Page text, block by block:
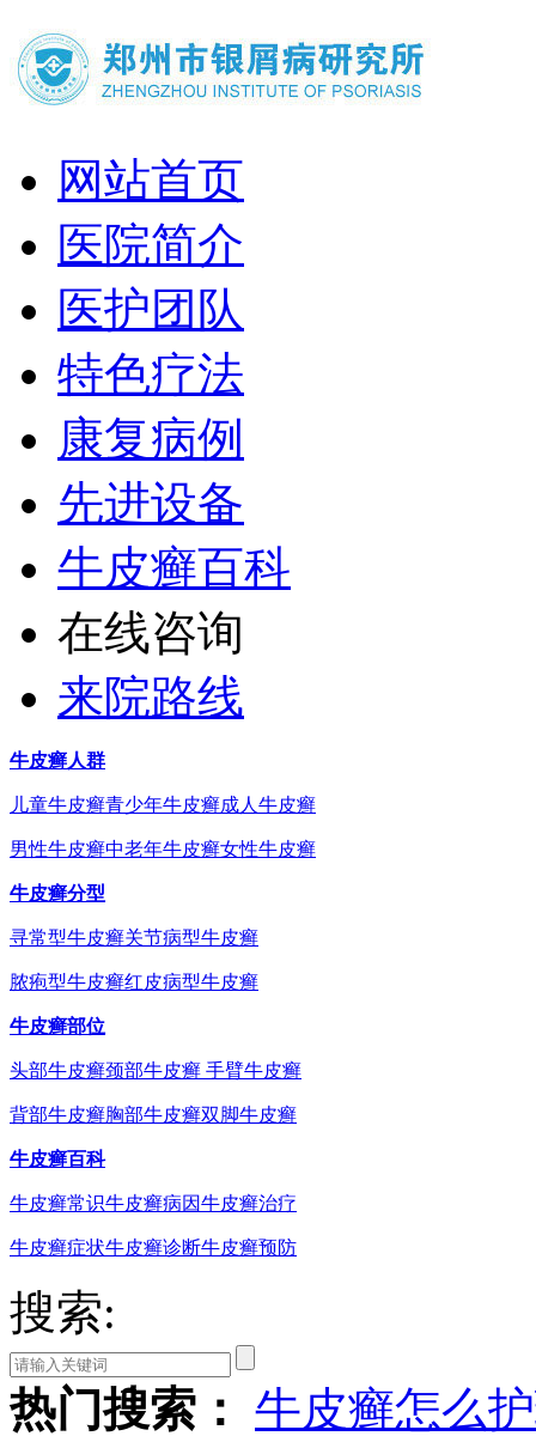
网站首页
医院简介
医护团队
特色疗法
康复病例
先进设备
牛皮癣百科
在线咨询
来院路线
牛皮癣人群
儿童牛皮癣青少年牛皮癣成人牛皮癣
男性牛皮癣中老年牛皮癣女性牛皮癣
牛皮癣分型
寻常型牛皮癣关节病型牛皮癣
脓疱型牛皮癣红皮病型牛皮癣
牛皮癣部位
头部牛皮癣颈部牛皮癣 手臂牛皮癣
背部牛皮癣胸部牛皮癣双脚牛皮癣
牛皮癣百科
牛皮癣常识牛皮癣病因牛皮癣治疗
牛皮癣症状牛皮癣诊断牛皮癣预防
搜索:
热门搜索： 牛皮癣怎么